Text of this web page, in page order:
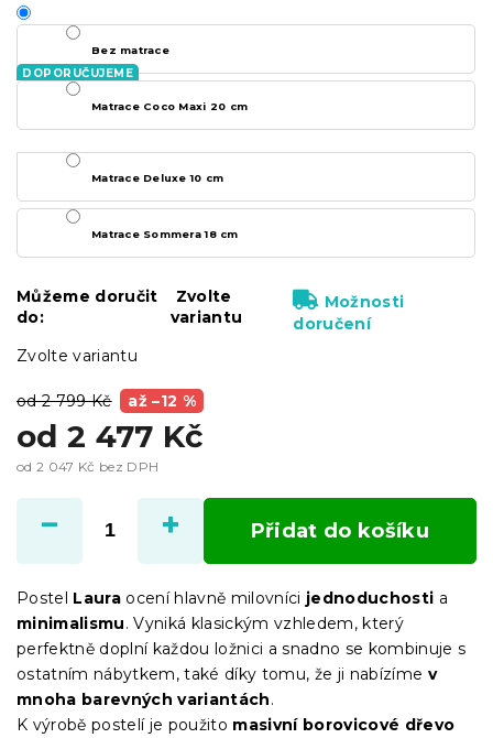
od 2 799 Kč až –12 %
od 2 477 Kč
od 2 047 Kč bez DPH
cena:
Zvolte variantu
Bez matrace
Matrace Coco Maxi 20 cm
Matrace Deluxe 10 cm
Matrace Sommera 18 cm
Můžeme doručit
do:
Zvolte
variantu
Možnosti
doručení
Přidat do košíku
Postel Laura ocení hlavně milovníci jednoduchosti a
minimalismu. Vyniká klasickým vzhledem, který
perfektně doplní každou ložnici a snadno se kombinuje s
ostatním nábytkem, také díky tomu, že ji nabízíme v
mnoha barevných variantách.
K výrobě postelí je použito masivní borovicové dřevo